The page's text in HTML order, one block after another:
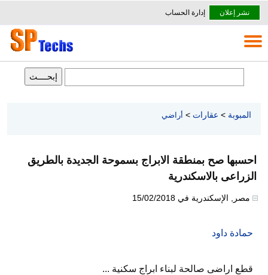
نشر إعلان إدارة الحساب
المبوبة > عقارات > أراضي
احسبها صح بمنطقة الابراج بسموحة الجديدة بالطريق
الزراعى بالاسكندرية
مصر الإسكندرية في 15/02/2018
حمادة داود
قطع اراضى صالحة لبناء ابراج سكنية ...